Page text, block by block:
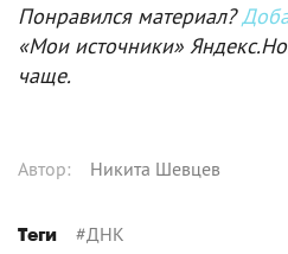
Понравился материал?
«Мои источники»
чаще.
Автор: Никита Шевцев
Теги #ДНК